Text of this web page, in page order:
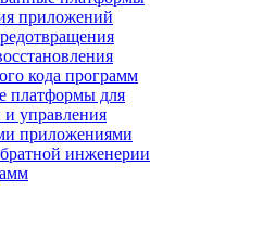
приложений
кода программ
платформы для
и управления
приложениями
инженерии